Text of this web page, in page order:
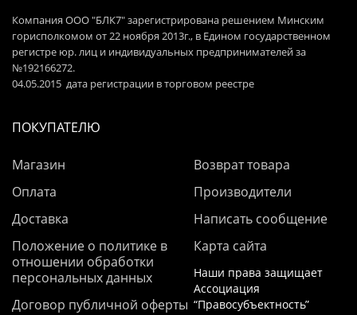
Компания ООО "БЛК7" зарегистрирована решением Минским
горисполкомом от 22 ноября 2013г., в Едином государственном
регистре юр. лиц и индивидуальных предпринимателей за
№192166272.
04.05.2015 дата регистрации в торговом реестре
ПОКУПАТЕЛЮ
Магазин
Оплата
Доставка
Положение о политике в
отношении обработки
персональных данных
Договор публичной оферты
Возврат товара
Производители
Написать сообщение
Карта сайта
Наши права защищает
Ассоциация
“Правосубъектность”